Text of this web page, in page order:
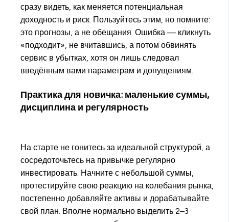
сразу видеть, как меняется потенциальная
доходность и риск. Пользуйтесь этим, но помните:
это прогнозы, а не обещания. Ошибка — кликнуть
«подходит», не вчитавшись, а потом обвинять
сервис в убытках, хотя он лишь следовал
введённым вами параметрам и допущениям.
Практика для новичка: маленькие суммы,
дисциплина и регулярность
На старте не гонитесь за идеальной структурой, а
сосредоточьтесь на привычке регулярно
инвестировать. Начните с небольшой суммы,
протестируйте свою реакцию на колебания рынка,
постепенно добавляйте активы и дорабатывайте
свой план. Вполне нормально выделить 2–3